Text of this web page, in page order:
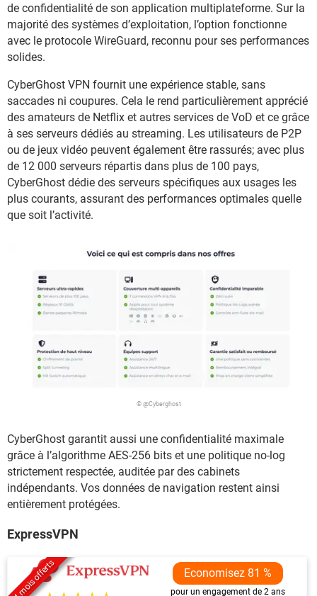
de confidentialité de son application multiplateforme. Sur la
majorité des systèmes d’exploitation, l’option fonctionne
avec le protocole WireGuard, reconnu pour ses performances
solides.
CyberGhost VPN fournit une expérience stable, sans
saccades ni coupures. Cela le rend particulièrement apprécié
des amateurs de Netflix et autres services de VoD et ce grâce
à ses serveurs dédiés au streaming. Les utilisateurs de P2P
ou de jeux vidéo peuvent également être rassurés; avec plus
de 12 000 serveurs répartis dans plus de 100 pays,
CyberGhost dédie des serveurs spécifiques aux usages les
plus courants, assurant des performances optimales quelle
que soit l’activité.
© @Cyberghost
CyberGhost garantit aussi une confidentialité maximale
grâce à l’algorithme AES-256 bits et une politique no-log
strictement respectée, auditée par des cabinets
indépendants. Vos données de navigation restent ainsi
entièrement protégées.
ExpressVPN
4 mois offerts Economisez 81 %
pour un engagement de 2 ans